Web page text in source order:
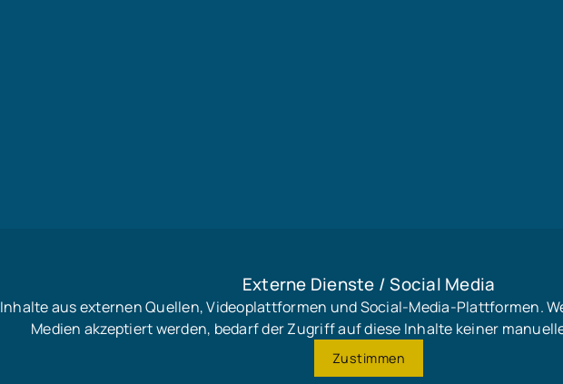
Externe Dienste / Social Media
Inhalte aus externen Quellen, Videoplattformen und Social-Media-Plattformen.
Medien akzeptiert werden, bedarf der Zugriff auf diese Inhalte keiner
Zustimmen